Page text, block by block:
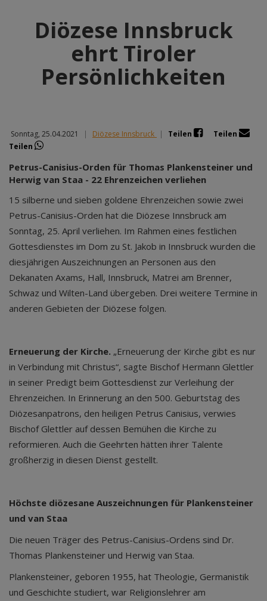
Diözese Innsbruck
ehrt Tiroler
Persönlichkeiten
Sonntag, 25.04.2021 | Diözese Innsbruck | Teilen
Teilen
Teilen
Petrus-Canisius-Orden für Thomas Plankensteiner und
Herwig van Staa - 22 Ehrenzeichen verliehen
15 silberne und sieben goldene Ehrenzeichen sowie zwei
Petrus-Canisius-Orden hat die Diözese Innsbruck am
Sonntag, 25. April verliehen. Im Rahmen eines festlichen
Gottesdienstes im Dom zu St. Jakob in Innsbruck wurden die
diesjährigen Auszeichnungen an Personen aus den
Dekanaten Axams, Hall, Innsbruck, Matrei am Brenner,
Schwaz und Wilten-Land übergeben. Drei weitere Termine in
anderen Gebieten der Diözese folgen.
Erneuerung der Kirche. „Erneuerung der Kirche gibt es nur
in Verbindung mit Christus“, sagte Bischof Hermann Glettler
in seiner Predigt beim Gottesdienst zur Verleihung der
Ehrenzeichen. In Erinnerung an den 500. Geburtstag des
Diözesanpatrons, den heiligen Petrus Canisius, verwies
Bischof Glettler auf dessen Bemühen die Kirche zu
reformieren. Auch die Geehrten hätten ihrer Talente
großherzig in diesen Dienst gestellt.
Höchste diözesane Auszeichnungen für Plankensteiner
und van Staa
Die neuen Träger des Petrus-Canisius-Ordens sind Dr.
Thomas Plankensteiner und Herwig van Staa.
Plankensteiner, geboren 1955, hat Theologie, Germanistik
und Geschichte studiert, war Religionslehrer am